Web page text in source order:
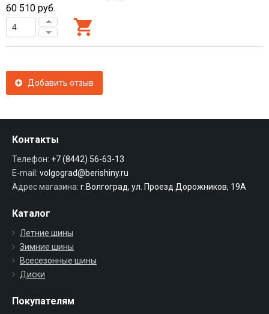
60 510 руб.
Добавить отзыв
Контакты
Телефон: +7 (8442) 56-63-13
E-mail: volgograd@berishiny.ru
Адрес магазина: г.Волгоград, ул. Проезд Дорожников, 19А
Каталог
Летние шины
Зимние шины
Всесезонные шины
Диски
Покупателям